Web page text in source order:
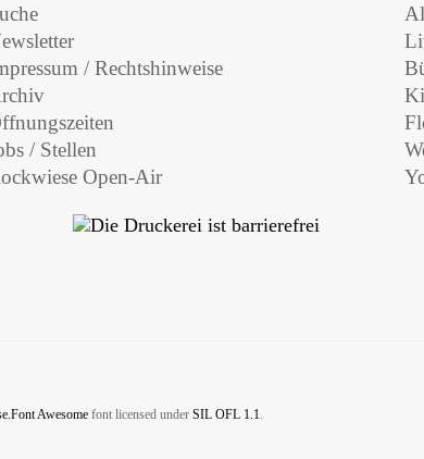
/ Rechtshinweise
/ Stellen
Open-Air
Font Awesome font licensed under SIL OFL 1.1.